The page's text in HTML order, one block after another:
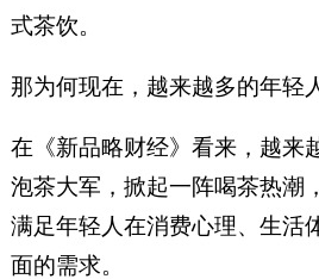
式茶饮。
那为何现在，越来越多的年轻
在《新品略财经》看来，越来
泡茶大军，掀起一阵喝茶热潮
满足年轻人在消费心理、生活
面的需求。